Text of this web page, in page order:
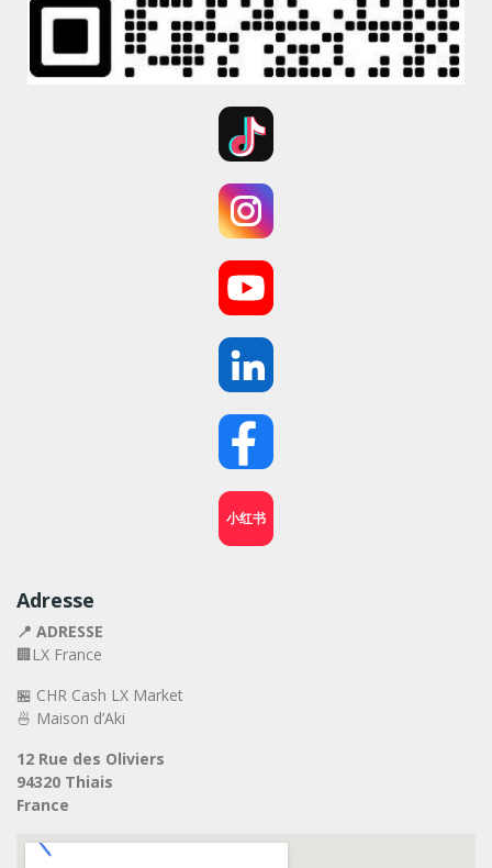
小红书
Adresse
📍 ADRESSE
🏢LX France
🏪 CHR Cash LX Market
🍜 Maison d’Aki
12 Rue des Oliviers
94320 Thiais
France